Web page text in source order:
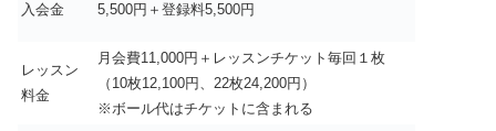
入会金 5,500円＋登録料5,500円
レッスン
料金
月会費11,000円＋レッスンチケット毎回１枚
（10枚12,100円、22枚24,200円）
※ボール代はチケットに含まれる